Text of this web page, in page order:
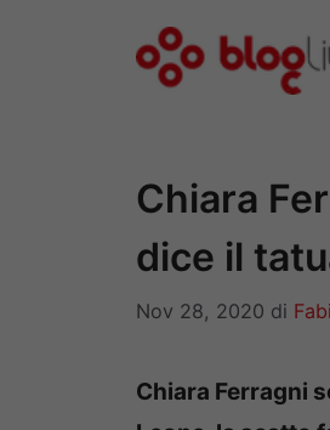
Chiara
dice il
Nov 28, 2020 di
Chiara Ferragni